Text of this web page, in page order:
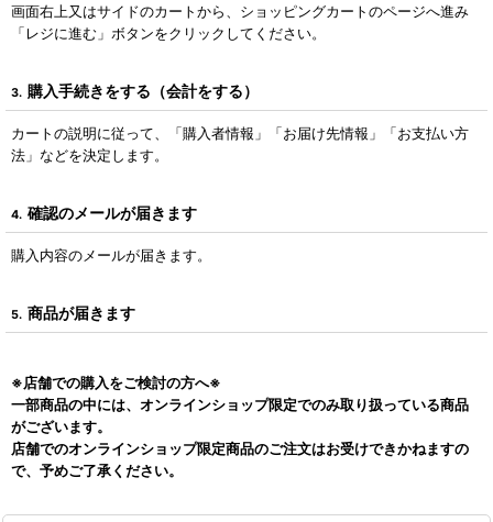
画面右上又はサイドのカートから、ショッピングカートのページへ進み
「レジに進む」ボタンをクリックしてください。
3. 購入手続きをする（会計をする）
カートの説明に従って、「購入者情報」「お届け先情報」「お支払い方
法」などを決定します。
4. 確認のメールが届きます
購入内容のメールが届きます。
5. 商品が届きます
※店舗での購入をご検討の方へ※
一部商品の中には、オンラインショップ限定でのみ取り扱っている商品
がございます。
店舗でのオンラインショップ限定商品のご注文はお受けできかねますの
で、予めご了承ください。